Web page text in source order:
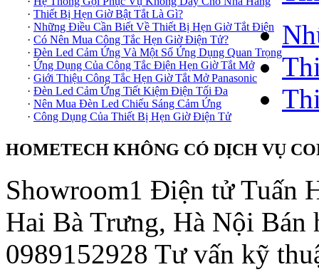
· Thiết Bị Hẹn Giờ Bật Tắt Là Gì?
· Những Điều Cần Biết Về Thiết Bị Hẹn Giờ Tắt Điện
· Có Nên Mua Công Tắc Hẹn Giờ Điện Tử?
· Đèn Led Cảm Ứng Và Một Số Ứng Dụng Quan Trọng
· Ứng Dụng Của Công Tắc Điện Hẹn Giờ Tắt Mở
· Giới Thiệu Công Tắc Hẹn Giờ Tắt Mở Panasonic
· Đèn Led Cảm Ứng Tiết Kiệm Điện Tối Đa
· Nên Mua Đèn Led Chiếu Sáng Cảm Ứng
· Công Dụng Của Thiết Bị Hẹn Giờ Điện Tử
HOMETECH KHÔNG CÓ DỊCH VỤ
Showroom1 Điện tử Tuấn
Hai Bà Trưng, Hà Nội Bán
0989152928 Tư vấn kỹ